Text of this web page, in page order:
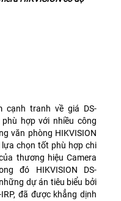
cạnh tranh về giá DS-
phù hợp với nhiều công
văn phòng HIKVISION
lựa chọn tốt phù hợp chi
thương hiệu Camera
đó HIKVISION DS-
dự án tiêu biểu bởi
đã được khẳng dịnh